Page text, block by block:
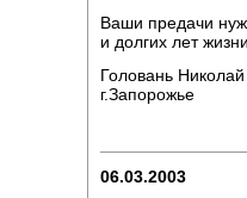
Ваши предачи
и долгих лет
Головань
г.Запорожье
06.03.2003